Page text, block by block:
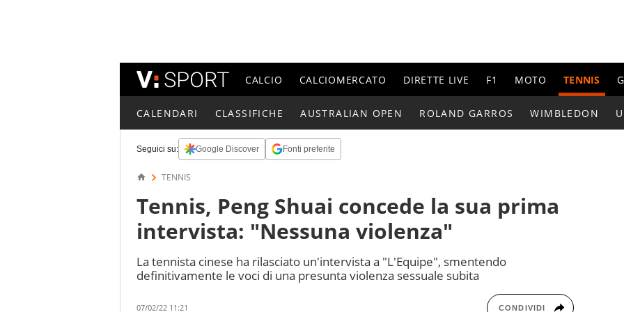
CALCIO CALCIOMERCATO DIRETTE LIVE F1 MOTO TENNIS
CALENDARI CLASSIFICHE AUSTRALIAN OPEN ROLAND GARROS WIMBLEDON
Seguici su: Google Discover Fonti preferite
TENNIS
Tennis, Peng Shuai concede la sua prima
intervista: "Nessuna violenza"
La tennista cinese ha rilasciato un'intervista a "L'Equipe", smentendo
definitivamente le voci di una presunta violenza sessuale subita
07/02/22 11:21 CONDIVIDI